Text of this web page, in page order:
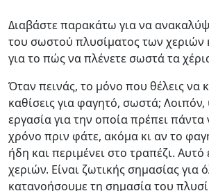
Διαβάστε παρακάτω για να
του σωστού πλυσίματος των χεριών
για το πώς να πλένετε σωστά τα
Όταν πεινάς, το μόνο που θέλεις να
καθίσεις για φαγητό, σωστά; Λοιπόν,
εργασία για την οποία πρέπει πάντα
χρόνο πριν φάτε, ακόμα κι αν το
ήδη και περιμένει στο τραπέζι. Αυτό
χεριών. Είναι ζωτικής σημασίας για
κατανοήσουμε τη σημασία του